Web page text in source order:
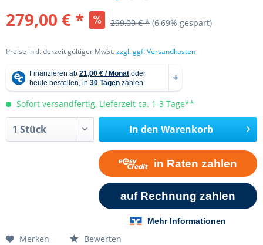
279,00 € * 299,00 € * (6,69% gespart)
Preise inkl. derzeit gültiger MwSt.zzgl. ggf. Versandkosten
Sofort versandfertig, Lieferzeit ca. 1-3 Tage**
In den Warenkorb
Merken Bewerten